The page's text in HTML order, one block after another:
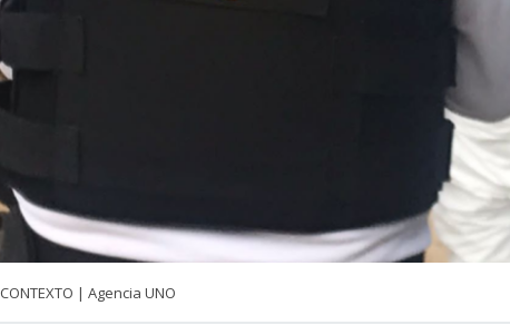
CONTEXTO | Agencia UNO